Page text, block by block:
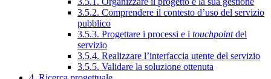
3.5.2. Comprendere il contesto d’uso del servizio
pubblico
3.5.3. Progettare i processi e i touchpointdel
servizio
3.5.4. Realizzare l’interfaccia utente del servizio
3.5.5. Validare la soluzione ottenuta